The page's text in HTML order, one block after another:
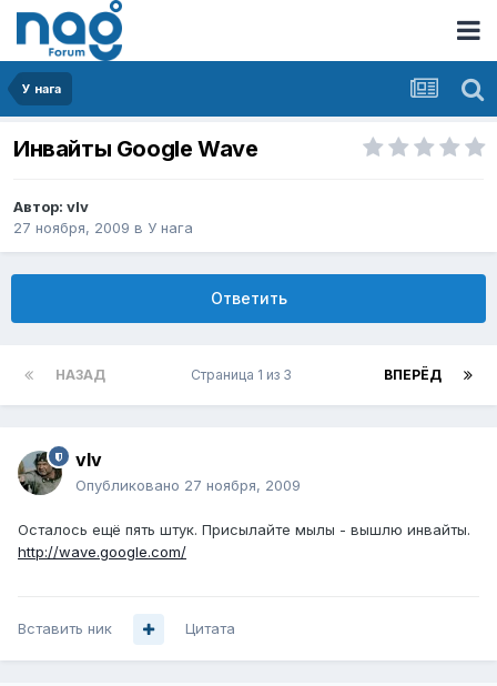
У нага
Инвайты Google Wave
Автор: vIv
27 ноября, 2009 в У нага
Ответить
НАЗАД ВПЕРЁД
Страница 1 из 3
vIv
Опубликовано 27 ноября, 2009
Осталось ещё пять штук. Присылайте мылы - вышлю инвайты.
http://wave.google.com/
Вставить ник Цитата